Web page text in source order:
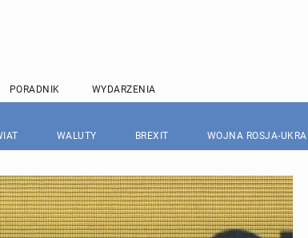
PORADNIK WYDARZENIA
WALUTY BREXIT WOJNA ROSJA-